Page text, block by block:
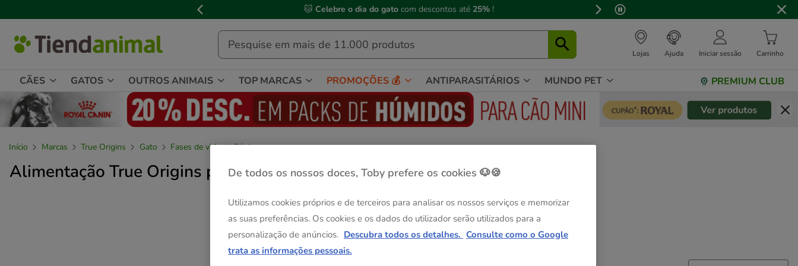
de
mensagem,
🐱 Celebre o dia do gato com descontos até 25% !
Lojas Ajuda Iniciar sessão Carrinho
CÃES GATOS OUTROS ANIMAIS TOP MARCAS PROMOÇÕES 💰 ANTIPARASITÁRIOS MUNDO PET PREMIUM CLUB
Início Marcas True Origins Gato Fases de vida Sénior
Alimentação True Origins para gatos séniorDe todos os nossos doces, Toby prefere os cookies 🐶🍪
Utilizamos cookies próprios e de terceiros para analisar os nossos serviços e memorizar
as suas preferências. Os cookies e os dados do utilizador serão utilizados para a
personalização de anúncios. Descubra todos os detalhes. Consulte como o Google
trata as informações pessoais.